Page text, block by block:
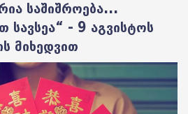
საშიშროება...
სავსეა“ - 9 აგვისტოს
მიხედვით